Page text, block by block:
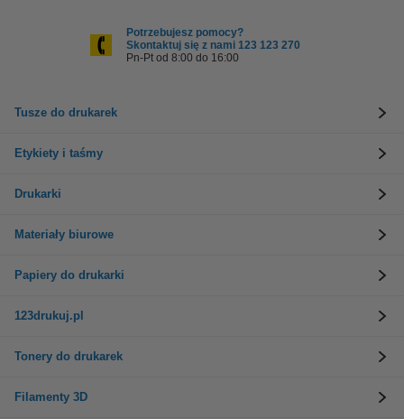
Potrzebujesz pomocy?
Skontaktuj się z nami 123 123 270
Pn-Pt od 8:00 do 16:00
Tusze do drukarek
Etykiety i taśmy
Drukarki
Materiały biurowe
Papiery do drukarki
123drukuj.pl
Tonery do drukarek
Filamenty 3D